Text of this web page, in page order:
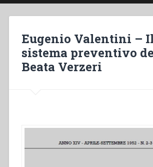
Eugenio Valentini –
sistema preventivo
Beata Verzeri